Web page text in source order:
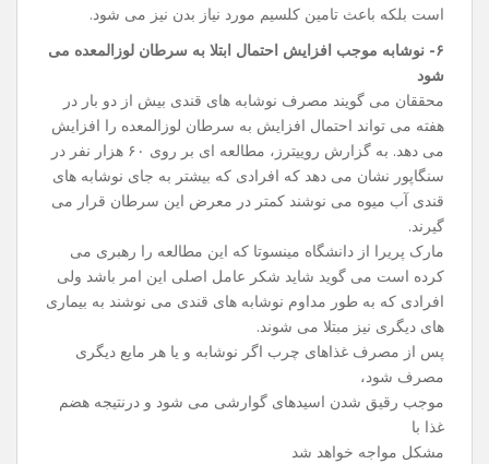
است بلکه باعث تامین کلسیم مورد نیاز بدن نیز می ‌شود.
۶- نوشابه موجب افزایش احتمال ابتلا به سرطان لوزالمعده می
شود
محققان می ‌گویند مصرف نوشابه‌ های قندی بیش از دو بار در
هفته می ‌تواند احتمال افزایش به سرطان لوزالمعده را افزایش
می ‌دهد. به گزارش روییترز، مطالعه‌ ای بر روی ۶۰ هزار نفر در
سنگاپور نشان می دهد که افرادی که بیشتر به جای نوشابه‌ های
قندی آب میوه می‌ نوشند کمتر در معرض این سرطان قرار می
‌گیرند.
مارک پریرا از دانشگاه مینسوتا که این مطالعه را رهبری می
‌کرده ‌است می ‌گوید شاید شکر عامل اصلی این امر باشد ولی
افرادی که به طور مداوم نوشابه‌ های قندی می‌ نوشند به بیماری
‌های دیگری نیز مبتلا می ‌شوند.
پس از مصرف غذاهای چرب اگر نوشابه و یا هر مایع دیگری
مصرف شود،
موجب رقیق شدن اسیدهای گوارشی می‌ شود و درنتیجه هضم
غذا با
مشکل مواجه خواهد شد